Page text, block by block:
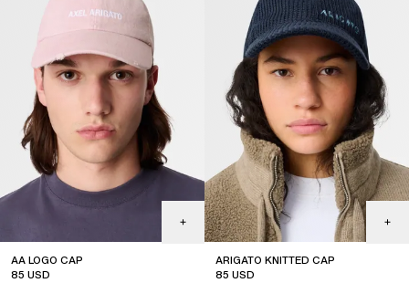
AA LOGO CAP
85 USD
ARIGATO KNITTED CAP
85 USD